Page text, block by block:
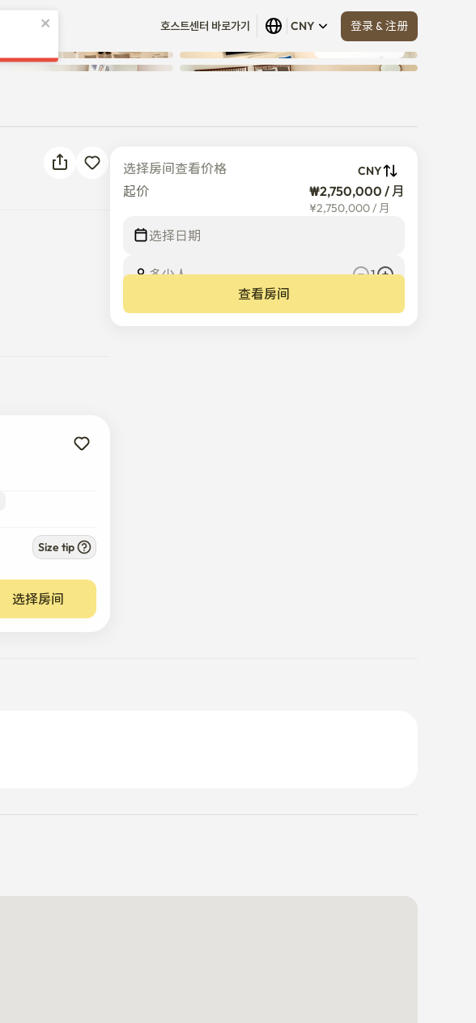
호스트센터 바로가기 CNY 登录 & 注册
查看全部 (13)
Size tip
选择房间
选择房间查看价格 CNY
起价 ₩2,750,000 / 月
¥2,750,000/ 月
选择日期
多少人
1
查看房间